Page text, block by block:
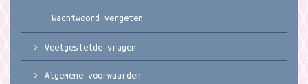
Wachtwoord vergeten
Veelgestelde vragen
Algemene voorwaarden